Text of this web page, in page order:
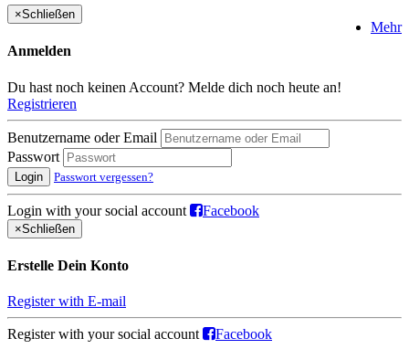
Mehr
×Schließen
Anmelden
Du hast noch keinen Account? Melde dich noch heute an!
Registrieren
Benutzername oder Email
Passwort
Login Passwort vergessen?
Login with your social account Facebook
×Schließen
Erstelle Dein Konto
Register with E-mail
Register with your social account Facebook